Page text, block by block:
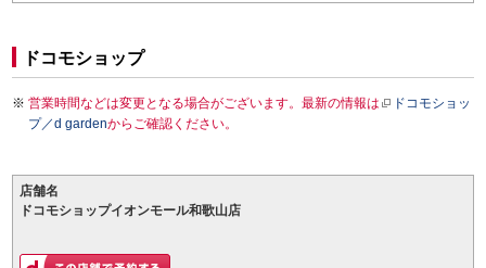
ドコモショップ
営業時間などは変更となる場合がございます。最新の情報は
ドコモショッ
プ／d gardenからご確認ください。
店舗名
ドコモショップイオンモール和歌山店